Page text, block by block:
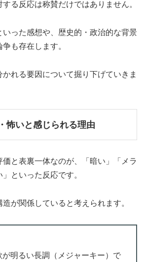
る反応は称賛だけではありません。
いった感想や、歴史的・政治的な背景
も存在します。
れる要因について掘り下げていきま
怖いと感じられる理由
価と表裏一体なのが、「暗い」「メラ
といった反応です。
が関係していると考えられます。
が明るい長調（メジャーキー）で